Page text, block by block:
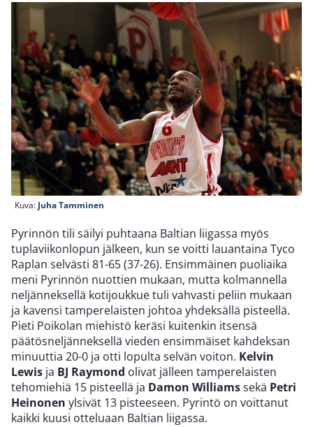
Kuva: Juha Tamminen
Pyrinnön tili säilyi puhtaana Baltian liigassa myös
tuplaviikonlopun jälkeen, kun se voitti lauantaina Tyco
Raplan selvästi 81-65 (37-26). Ensimmäinen puoliaika
meni Pyrinnön nuottien mukaan, mutta kolmannella
neljänneksellä kotijoukkue tuli vahvasti peliin mukaan
ja kavensi tamperelaisten johtoa yhdeksällä pisteellä.
Pieti Poikolan miehistö keräsi kuitenkin itsensä
päätösneljänneksellä vieden ensimmäiset kahdeksan
minuuttia 20-0 ja otti lopulta selvän voiton. Kelvin
Lewis ja BJ Raymond olivat jälleen tamperelaisten
tehomiehiä 15 pisteellä ja Damon Williamssekä Petri
Heinonen ylsivät 13 pisteeseen. Pyrintö on voittanut
kaikki kuusi otteluaan Baltian liigassa.